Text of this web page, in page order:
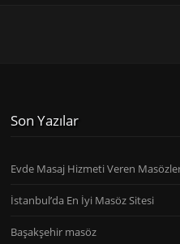
Son Yazılar
Evde Masaj Hizmeti Veren
İstanbul’da En İyi Masöz Sitesi
Başakşehir masöz